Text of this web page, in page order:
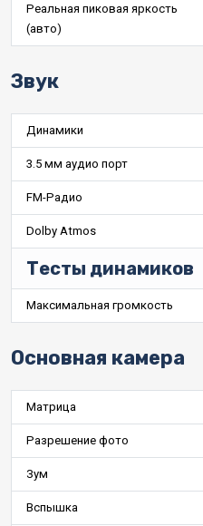
Реальная пиковая яркость
(авто)
Звук
Динамики
3.5 мм аудио порт
FM-Радио
Dolby Atmos
Тесты динамиков
Максимальная громкость
Основная камера
Матрица
Разрешение фото
Зум
Вспышка